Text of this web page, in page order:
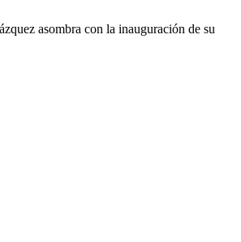
asombra con la inauguración de su